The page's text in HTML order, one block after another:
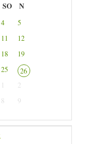
SO N
4
5
11
12
18
19
25
26
1
2
8 9